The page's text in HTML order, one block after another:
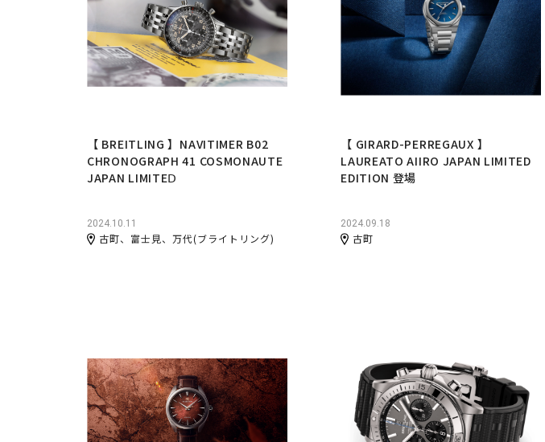
【 BREITLING 】NAVITIMER B02
CHRONOGRAPH 41 COSMONAUTE
JAPAN LIMITEⅮ
2024.10.11
古町、富士見、万代(ブライトリング)
【 GIRARD-PERREGAUX 】
LAUREATO AIIRO JAPAN LIMITED
EDITION 登場
2024.09.18
古町